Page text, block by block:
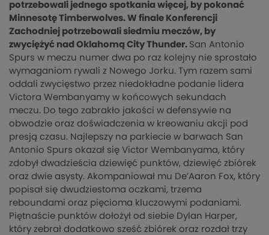
potrzebowali jednego spotkania więcej, by pokonać
Minnesotę Timberwolves. W finale Konferencji
Zachodniej potrzebowali siedmiu meczów, by
zwyciężyć nad Oklahomą City Thunder. San Antonio
Spurs w meczu numer dwa po raz kolejny nie sprostało
wymaganiom rywali z Nowego Jorku. Tym razem sami
oddali zwycięstwo przez niedokładne podanie lidera
Victora Wembanyamy w końcowych sekundach
meczu. Do tego zabrakło jakości w defensywie na
obwodzie oraz doświadczenia w kreowaniu akcji pod
presją czasu. Najlepszy na parkiecie w barwach San
Antonio Spurs okazał się Victor Wembanyama, który
zdobył dwadzieścia dziewięć punktów, dziewięć zbiórek
oraz dwie asysty. Akompaniował mu De’Aaron Fox, który
popisał się dwudziestoma oczkami, trzema
reboundami oraz pięcioma kluczowymi podaniami.
Piętnaście punktów dołożył od siebie Dylan Harper,
który zebrał dodatkowo sześć zbiórek oraz rozdał trzy